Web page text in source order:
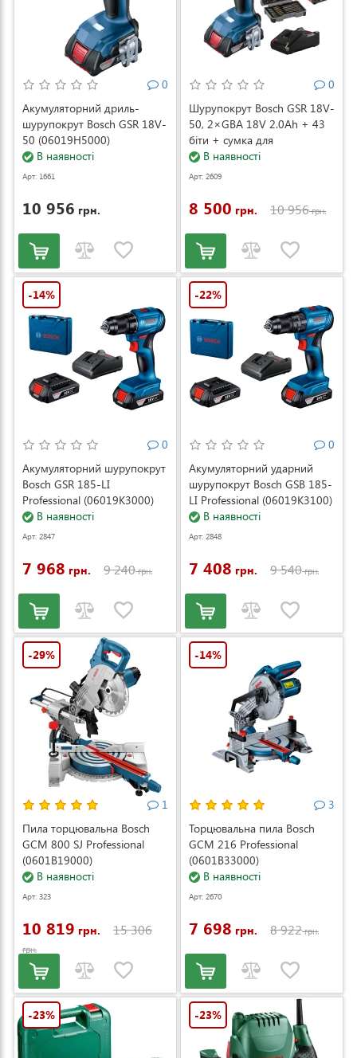
0
Акумуляторний дриль-
шурупокрут Bosch GSR 18V-
50 (06019H5000)
В наявності
Арт: 1661
10 956 грн.
0
Шурупокрут Bosch GSR 18V-
50, 2×GBA 18V 2.0Ah + 43
біти + сумка для
інструменту (06019H5004)
В наявності
Арт: 2609
8 500 грн. 10 956грн.
-14%
0
Акумуляторний шурупокрут
Bosch GSR 185-LI
Professional (06019K3000)
В наявності
Арт: 2847
7 968 грн. 9 240грн.
-22%
0
Акумуляторний ударний
шурупокрут Bosch GSB 185-
LI Professional (06019K3100)
В наявності
Арт: 2848
7 408 грн. 9 540грн.
-29%
1
Пила торцювальна Bosch
GCM 800 SJ Professional
(0601B19000)
В наявності
Арт: 323
10 819 грн. 15 306
грн.
-14%
3
Торцювальна пила Bosch
GCM 216 Professional
(0601B33000)
В наявності
Арт: 2670
7 698 грн. 8 922грн.
-23% -23%